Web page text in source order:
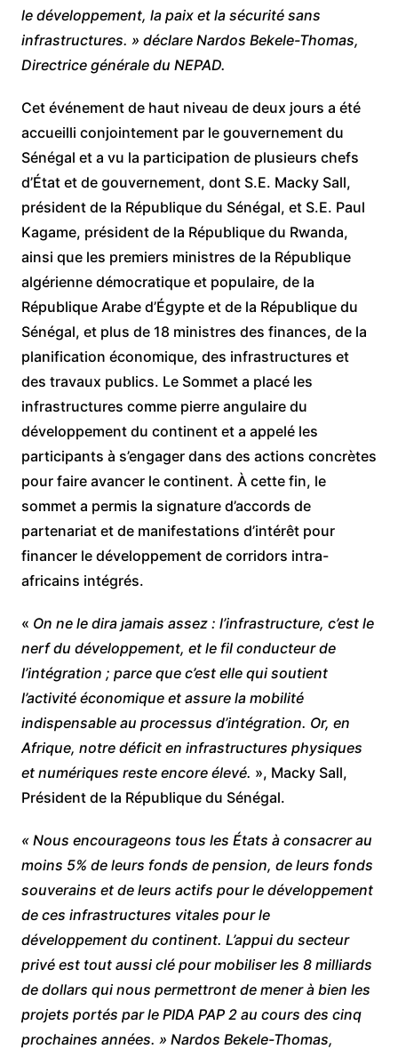
le développement, la paix et la sécurité sans
infrastructures. » déclare Nardos Bekele-Thomas,
Directrice générale du NEPAD.
Cet événement de haut niveau de deux jours a été
accueilli conjointement par le gouvernement du
Sénégal et a vu la participation de plusieurs chefs
d’État et de gouvernement, dont S.E. Macky Sall,
président de la République du Sénégal, et S.E. Paul
Kagame, président de la République du Rwanda,
ainsi que les premiers ministres de la République
algérienne démocratique et populaire, de la
République Arabe d’Égypte et de la République du
Sénégal, et plus de 18 ministres des finances, de la
planification économique, des infrastructures et
des travaux publics. Le Sommet a placé les
infrastructures comme pierre angulaire du
développement du continent et a appelé les
participants à s’engager dans des actions concrètes
pour faire avancer le continent. À cette fin, le
sommet a permis la signature d’accords de
partenariat et de manifestations d’intérêt pour
financer le développement de corridors intra-
africains intégrés.
« On ne le dira jamais assez : l’infrastructure, c’est le
nerf du développement, et le fil conducteur de
l’intégration ; parce que c’est elle qui soutient
l’activité économique et assure la mobilité
indispensable au processus d’intégration. Or, en
Afrique, notre déficit en infrastructures physiques
et numériques reste encore élevé. », Macky Sall,
Président de la République du Sénégal.
« Nous encourageons tous les États à consacrer au
moins 5% de leurs fonds de pension, de leurs fonds
souverains et de leurs actifs pour le développement
de ces infrastructures vitales pour le
développement du continent. L’appui du secteur
privé est tout aussi clé pour mobiliser les 8 milliards
de dollars qui nous permettront de mener à bien les
projets portés par le PIDA PAP 2 au cours des cinq
prochaines années. » Nardos Bekele-Thomas,